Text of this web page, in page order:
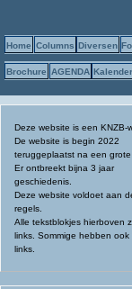
Home Columns Diversen
Brochure AGENDA Kalender
Deze website is een KNZB-
De website is begin 2022
teruggeplaatst na een grote
Er ontbreekt bijna 3 jaar
geschiedenis.
Deze website voldoet aan
regels.
Alle tekstblokjes hierboven
links. Sommige hebben ook
links.